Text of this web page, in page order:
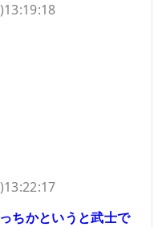
ちかというと武士で